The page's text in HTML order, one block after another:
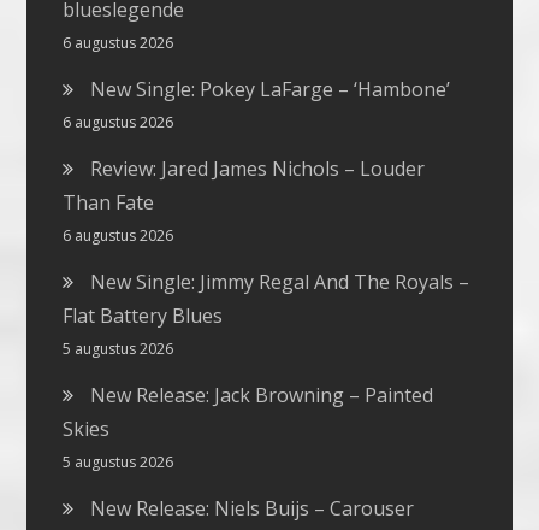
blueslegende
6 augustus 2026
New Single: Pokey LaFarge – ‘Hambone’
6 augustus 2026
Review: Jared James Nichols – Louder
Than Fate
6 augustus 2026
New Single: Jimmy Regal And The Royals –
Flat Battery Blues
5 augustus 2026
New Release: Jack Browning – Painted
Skies
5 augustus 2026
New Release: Niels Buijs – Carouser